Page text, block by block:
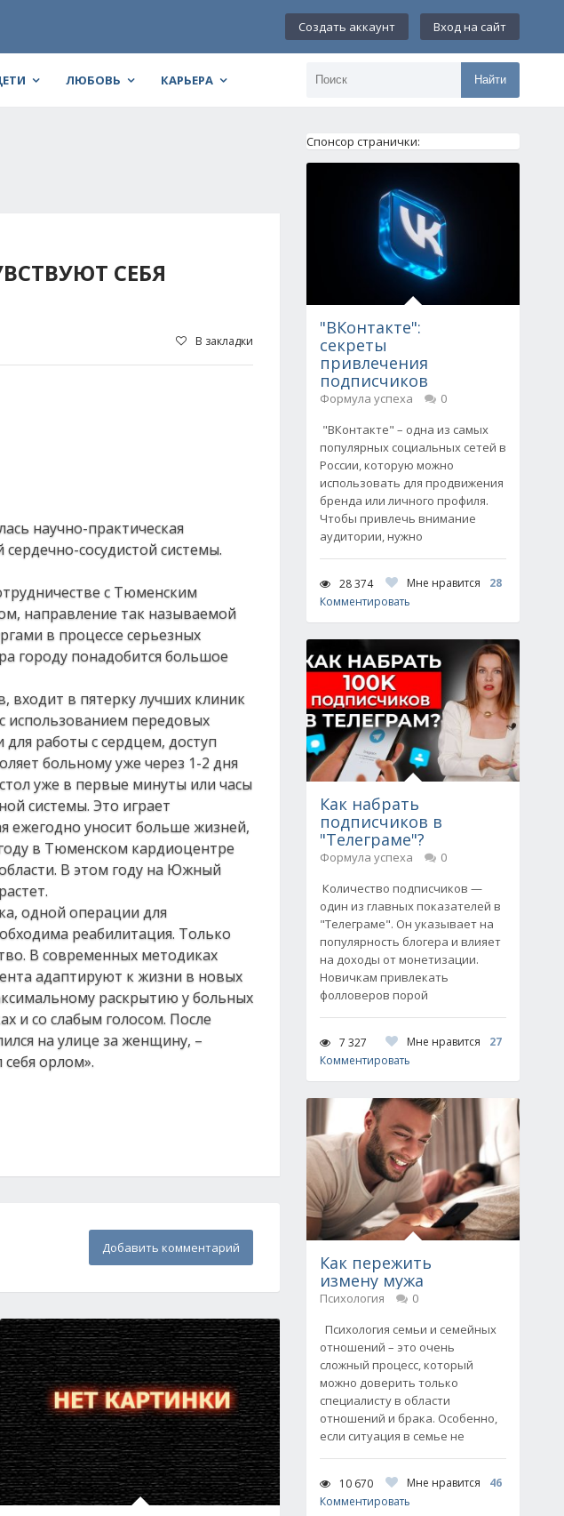
Создать аккаунт Вход на сайт
ЛЮБОВЬ КАРЬЕРА Найти
СЕБЯ
В закладки
научно-практическая
сосудистой системы.
с Тюменским
направление так называемой
в процессе серьезных
городу понадобится большое
входит в пятерку лучших клиник
использованием передовых
работы с сердцем, доступ
больному уже через 1-2 дня
уже в первые минуты или часы
системы. Это играет
ежегодно уносит больше жизней,
в Тюменском кардиоцентре
В этом году на Южный
одной операции для
реабилитация. Только
В современных методиках
адаптируют к жизни в новых
раскрытию у больных
и со слабым голосом. После
на улице за женщину, –
орлом».
Добавить комментарий
Спонсор странички:
"ВКонтакте":
секреты
привлечения
подписчиков
Формула успеха
0
"ВКонтакте" – одна из самых
популярных социальных сетей в
России, которую можно
использовать для продвижения
бренда или личного профиля.
Чтобы привлечь внимание
аудитории, нужно
28 374 Мне нравится
28
Комментировать
Как набрать
подписчиков в
"Телеграме"?
Формула успеха
0
Количество подписчиков —
один из главных показателей в
"Телеграме". Он указывает на
популярность блогера и влияет
на доходы от монетизации.
Новичкам привлекать
фолловеров порой
7 327 Мне нравится
27
Комментировать
Как пережить
измену мужа
Психология
0
Психология семьи и семейных
отношений – это очень
сложный процесс, который
можно доверить только
специалисту в области
отношений и брака. Особенно,
если ситуация в семье не
10 670 Мне нравится
46
Комментировать